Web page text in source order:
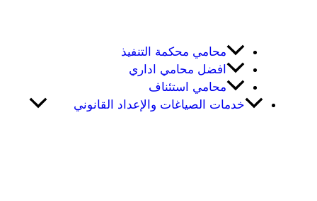
محامي محكمة التنفيذ
افضل محامي اداري
محامي استئناف
خدمات الصياغات والإعداد القانوني